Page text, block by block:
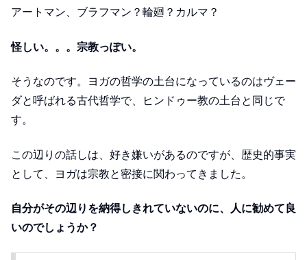
アートマン、ブラフマン？輪廻？カルマ？
怪しい。。。宗教っぽい。
そうなのです。ヨガの哲学の土台になっているのはヴェー
ダと呼ばれる古代哲学で、ヒンドゥー教の土台と同じで
す。
この辺りの話しは、好き嫌いがあるのですが、歴史的事実
として、ヨガは宗教と密接に関わってきました。
自分がその辺りを納得しきれていないのに、人に勧めて良
いのでしょうか？